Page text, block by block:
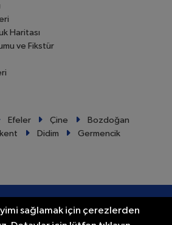
Haritası
ve Fikstür
Efeler Çine
Bozdoğan
Didim
Germencik
Copyright © 2024. Her hakkı saklıdır.
sağlamak için çerezlerden